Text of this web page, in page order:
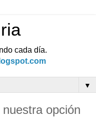
cada día.
▼
opción